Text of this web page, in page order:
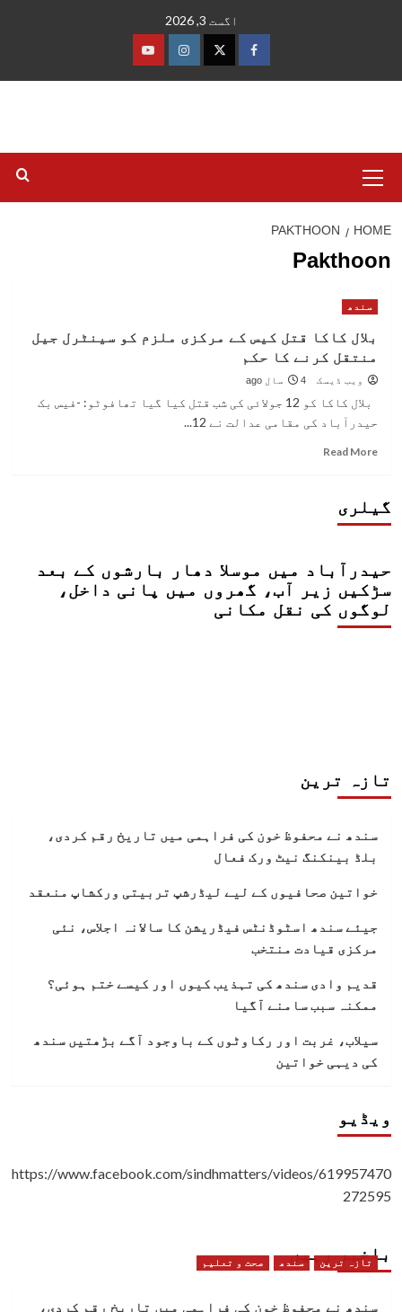
اگست 3, 2026
فیس
ٹوئٹرانسٹاگرام
یوٹیوب
Menu
HOME
PAKTHOON
Pakthoon
سندھ
بلال کاکا قتل کیس کے مرکزی ملزم کو سینٹرل جیل
منتقل کرنے کا حکم
ویب ڈیسک 4 سال ago
بلال کاکا کو 12 جولائی کی شب قتل کیا گیا تھافوٹو: -فیس بک
حیدرآباد کی مقامی عدالت نے 12...
Read More
کے
مرکزی
ملزم
کو
گیلری
حیدرآباد میں موسلا دھار بارشوں کے بعد
سڑکیں زیر آب، گھروں میں پانی داخل،
لوگوں کی نقل مکانی
تازہ ترین
سندھ نے محفوظ خون کی فراہمی میں تاریخ رقم کردی،
بلڈ بینکنگ نیٹ ورک فعال
خواتین صحافیوں کے لیے لیڈرشپ تربیتی ورکشاپ منعقد
جیئے سندھ اسٹوڈنٹس فیڈریشن کا سالانہ اجلاس، نئی
مرکزی قیادت منتخب
قدیم وادی سندھ کی تہذیب کیوں اور کیسے ختم ہوئی؟
ممکنہ سبب سامنے آگیا
سیلاب، غربت اور رکاوٹوں کے باوجود آگے بڑھتیں سندھ
کی دیہی خواتین
ویڈیو
https://www.facebook.com/sindhmatters/videos/619957470
272595
باخبر رہیں
تازہ ترین سندھ صحت و تعلیم
سندھ نے محفوظ خون کی فراہمی میں تاریخ رقم کردی،